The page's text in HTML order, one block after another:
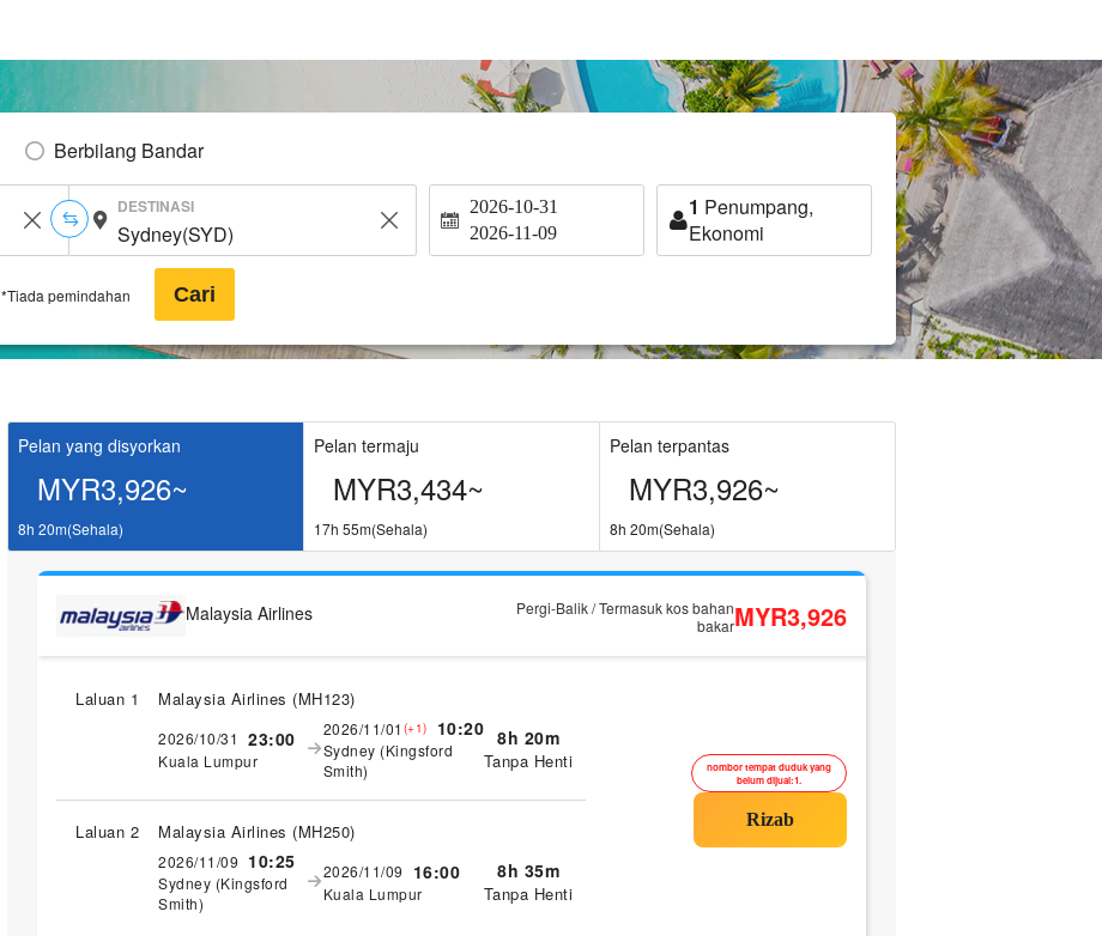
Berbilang Bandar
DESTINASI 2026-10-31
2026-11-09
1 Penumpang,
Ekonomi
*Tiada pemindahan Cari
Pelan yang disyorkan
MYR3,926~
8h 20m(Sehala)
Pelan termaju
MYR3,434~
17h 55m(Sehala)
Pelan terpantas
MYR3,926~
8h 20m(Sehala)
Malaysia Airlines
Pergi-Balik / Termasuk kos bahan
bakarMYR3,926
Laluan 1 Malaysia Airlines (MH123)
2026/10/31 23:00
Kuala Lumpur
2026/11/01 (+1) 10:20
Sydney (Kingsford
Smith)
8h 20m
Tanpa Henti
Laluan 2 Malaysia Airlines (MH250)
2026/11/09 10:25
Sydney (Kingsford
Smith)
2026/11/09 16:00
Kuala Lumpur
8h 35m
Tanpa Henti
nombor tempat duduk yang
belum dijual:1.